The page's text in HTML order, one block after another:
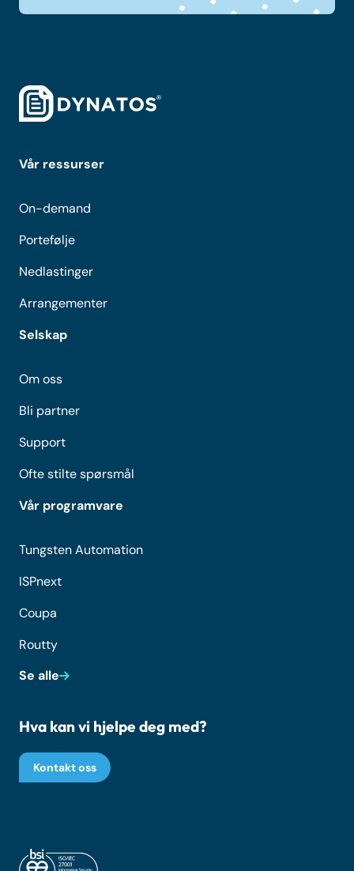
Vår ressurser
On-demand
Portefølje
Nedlastinger
Arrangementer
Selskap
Om oss
Bli partner
Support
Ofte stilte spørsmål
Vår programvare
Tungsten Automation
ISPnext
Coupa
Routty
Se alle
Hva kan vi hjelpe deg med?
Kontakt oss